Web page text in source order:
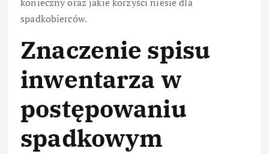
spadkobierców.
Znaczenie spisu
inwentarza w
postępowaniu
spadkowym